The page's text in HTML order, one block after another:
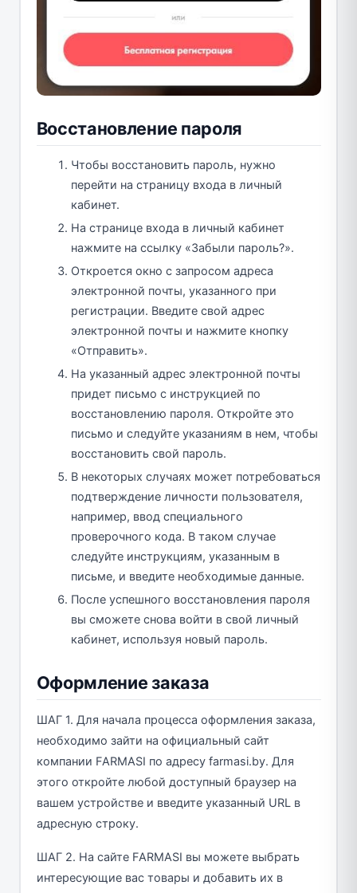
Восстановление пароля
Чтобы восстановить пароль, нужно
перейти на страницу входа в личный
кабинет.
На странице входа в личный кабинет
нажмите на ссылку «Забыли пароль?».
Откроется окно с запросом адреса
электронной почты, указанного при
регистрации. Введите свой адрес
электронной почты и нажмите кнопку
«Отправить».
На указанный адрес электронной почты
придет письмо с инструкцией по
восстановлению пароля. Откройте это
письмо и следуйте указаниям в нем, чтобы
восстановить свой пароль.
В некоторых случаях может потребоваться
подтверждение личности пользователя,
например, ввод специального
проверочного кода. В таком случае
следуйте инструкциям, указанным в
письме, и введите необходимые данные.
После успешного восстановления пароля
вы сможете снова войти в свой личный
кабинет, используя новый пароль.
Оформление заказа
ШАГ 1. Для начала процесса оформления заказа,
необходимо зайти на официальный сайт
компании FARMASI по адресу farmasi.by. Для
этого откройте любой доступный браузер на
вашем устройстве и введите указанный URL в
адресную строку.
ШАГ 2. На сайте FARMASI вы можете выбрать
интересующие вас товары и добавить их в